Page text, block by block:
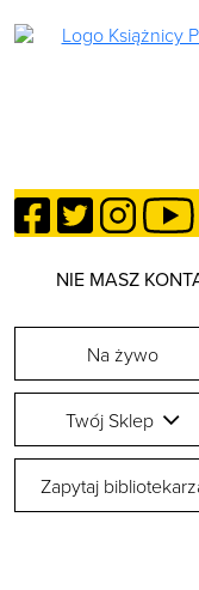
NIE MASZ
Facebook
TwitterInstagram
YouTube
Na żywo
Twój Sklep
Zapytaj